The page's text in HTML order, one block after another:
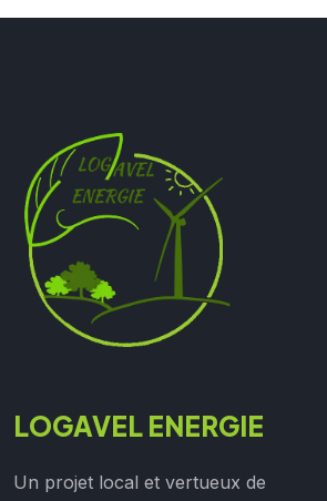
LOGAVEL ENERGIE
Un projet local et vertueux de